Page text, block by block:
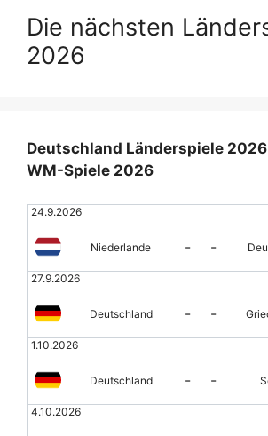
Die nächsten
2026
Deutschland Länderspiele 2026
WM-Spiele 2026
24.9.2026
Niederlande - -
27.9.2026
Deutschland - -
1.10.2026
Deutschland - -
4.10.2026